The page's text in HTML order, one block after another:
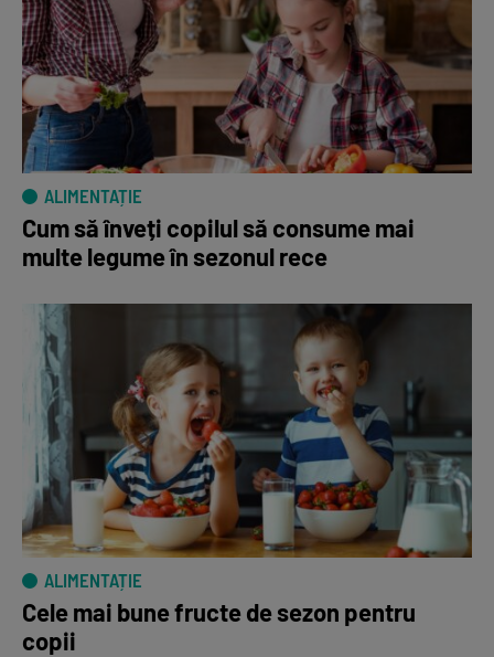
ALIMENTAȚIE
Cum să înveți copilul să consume mai
multe legume în sezonul rece
ALIMENTAȚIE
Cele mai bune fructe de sezon pentru
copii